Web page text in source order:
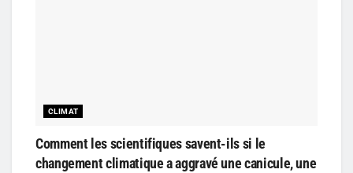
CLIMAT
Comment les scientifiques savent-ils si le
changement climatique a aggravé une canicule, une